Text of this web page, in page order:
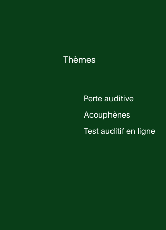
Thèmes
Perte auditive
Acouphènes
Test auditif en ligne